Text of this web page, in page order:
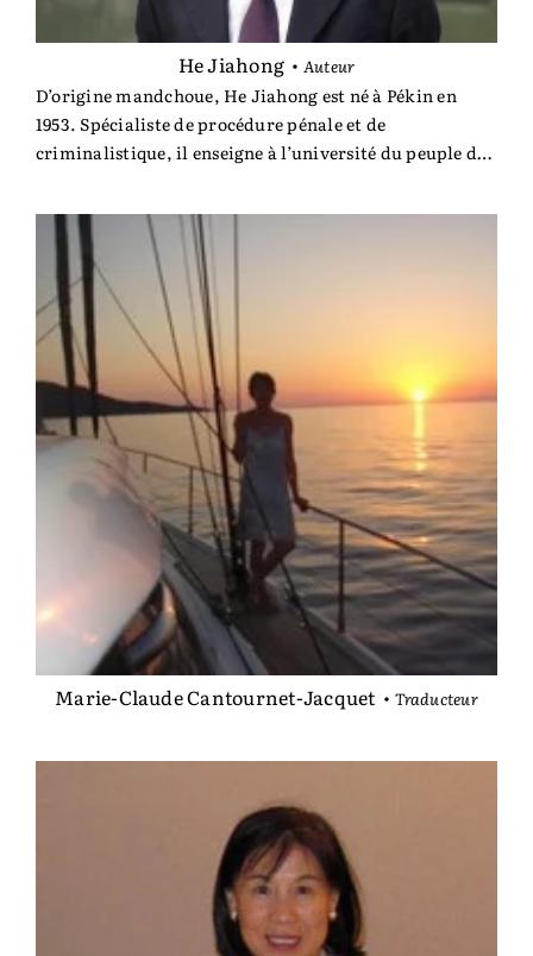
He Jiahong • Auteur
D’origine mandchoue, He Jiahong est né à Pékin en
1953. Spécialiste de procédure pénale et de
criminalistique, il enseigne à l’université du peuple de
« He Jiahong se révèle un auteur drôle et cultivé,
séduisant et inquiétant à la fois. À suivre. » Lire
Marie-Claude Cantournet-Jacquet • Traducteur